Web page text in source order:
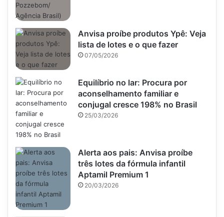
Anvisa proíbe produtos Ypê: Veja
lista de lotes e o que fazer
07/05/2026
Equilíbrio no lar: Procura por
aconselhamento familiar e
conjugal cresce 198% no Brasil
25/03/2026
Alerta aos pais: Anvisa proíbe
três lotes da fórmula infantil
Aptamil Premium 1
20/03/2026